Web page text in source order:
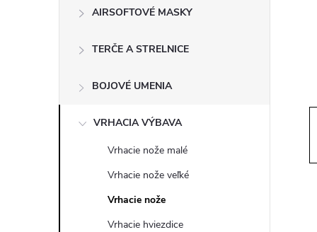
a
AIRSOFTOVÉ MASKY
TERČE A STRELNICE
BOJOVÉ UMENIA
VRHACIA VÝBAVA
Vrhacie nože malé
Vrhacie nože veľké
Vrhacie nože
Vrhacie hviezdice